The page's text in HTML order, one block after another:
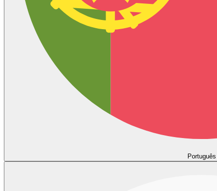
Português